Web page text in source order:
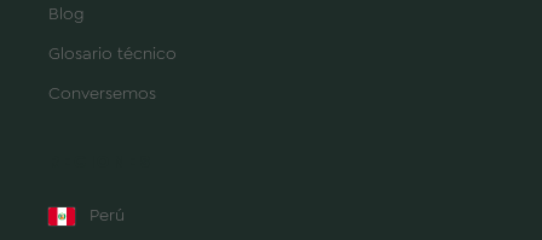
Blog
Glosario técnico
Conversemos
Perú